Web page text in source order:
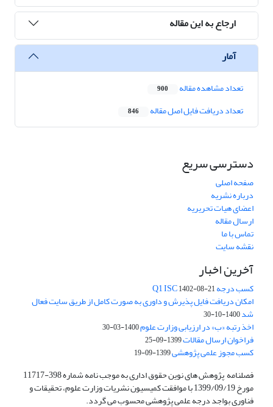
ارجاع به این مقاله
آمار
تعداد مشاهده مقاله 900
تعداد دریافت فایل اصل مقاله 846
دسترسی سریع
صفحه اصلی
درباره نشریه
اعضای هیات تحریریه
ارسال مقاله
تماس با ما
نقشه سایت
آخرین اخبار
کسب درجه Q1 ISC1402-08-21
امکان دریافت فایل پذیرش و داوری به صورت کامل از طریق سایت فعال
شد1400-10-30
اخذ رتبه «ب» در ارزیابی وزارت علوم1400-03-30
فراخوان ارسال مقالات1399-09-25
کسب مجوز علمی پژوهشی1399-09-19
فصلنامه پژوهش های نوین حقوق اداری به موجب نامه شماره 398-11717
مورخ 1399/09/19 با موافقت کمیسیون نشریات وزارت علوم، تحقیقات و
فناوری بواجد درجه علمی پژوهشی محسوب می گردد.